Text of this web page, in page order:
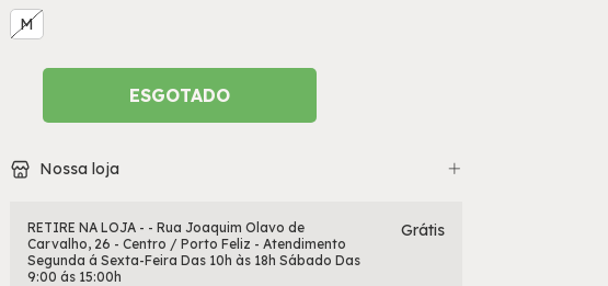
M
Nossa loja
RETIRE NA LOJA - - Rua Joaquim Olavo de
Carvalho, 26 - Centro / Porto Feliz - Atendimento
Segunda á Sexta-Feira Das 10h às 18h Sábado Das
9:00 ás 15:00h
Grátis